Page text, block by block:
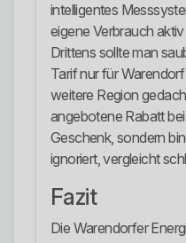
intelligentes
eigene Verbrauch
Drittens sollte man
Tarif nur für
weitere Region
angebotene Rabatt
Geschenk, sondern
ignoriert, vergleicht
Fazit
Die Warendorfer